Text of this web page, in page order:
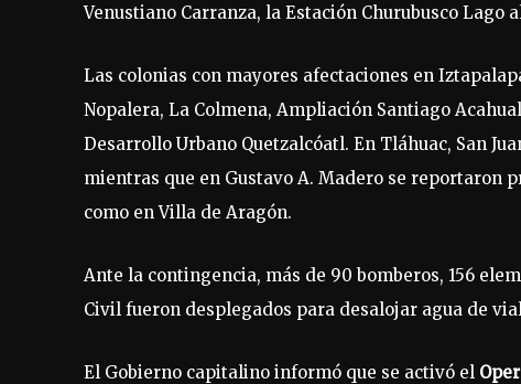
Venustiano Carranza, la Estación Churubusco Lago
Las colonias con mayores afectaciones en
Nopalera, La Colmena, Ampliación Santiago
Desarrollo Urbano Quetzalcóatl. En Tláhuac, San
mientras que en Gustavo A. Madero se reportaron
como en Villa de Aragón.
Ante la contingencia, más de 90 bomberos, 156
Civil fueron desplegados para desalojar agua de
El Gobierno capitalino informó que se activó el